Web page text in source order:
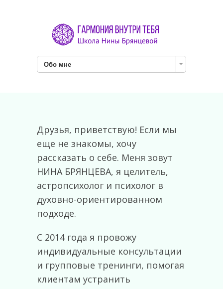
Обо мне
Друзья, приветствую! Если мы
еще не знакомы, хочу
рассказать о себе. Меня зовут
НИНА БРЯНЦЕВА, я целитель,
астропсихолог и психолог в
духовно-ориентированном
подходе.
С 2014 года я провожу
индивидуальные консультации
и групповые тренинги, помогая
клиентам устранить